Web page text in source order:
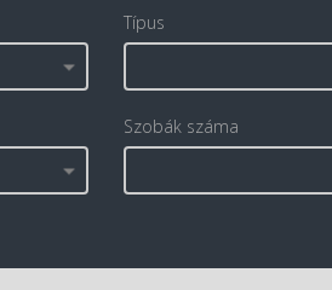
Típus
Szobák száma